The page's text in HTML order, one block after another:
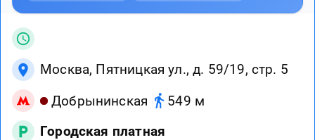
Москва, Пятницкая ул., д. 59/19, стр. 5
Добрынинская
549 м
Городская платная